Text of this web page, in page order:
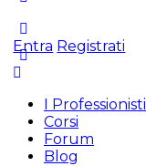
Entra Registrati
I Professionisti
Corsi
Forum
Blog